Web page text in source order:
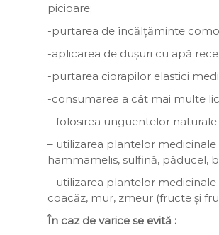
picioare;
-purtarea de încălțăminte
-aplicarea de dușuri cu apă
-purtarea ciorapilor elastici
-consumarea a cât mai multe
– folosirea unguentelor
– utilizarea plantelor
hammamelis, sulfină, păducel,
– utilizarea plantelor
coacăz, mur, zmeur (fructe și
În caz de varice se evită :